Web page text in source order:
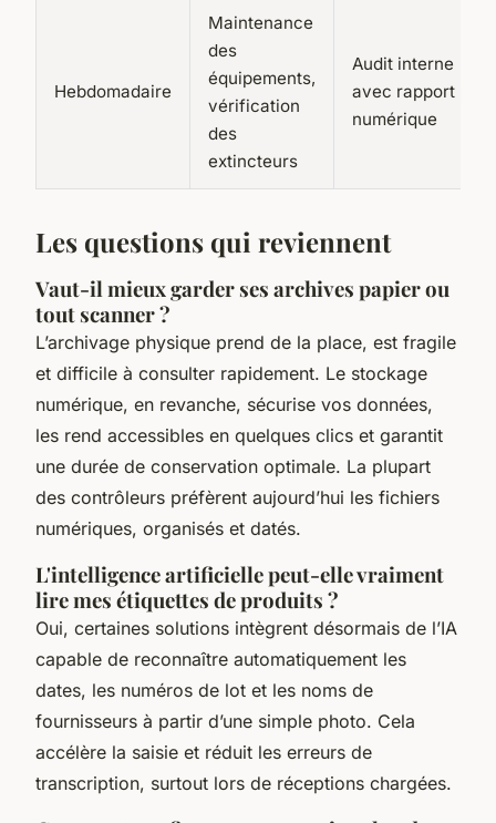
Hebdomadaire
Maintenance
des
équipements,
vérification
des
extincteurs
Audit interne
avec rapport
numérique
Les questions qui reviennent
Vaut-il mieux garder ses archives papier ou
tout scanner ?
L’archivage physique prend de la place, est fragile
et difficile à consulter rapidement. Le stockage
numérique, en revanche, sécurise vos données,
les rend accessibles en quelques clics et garantit
une durée de conservation optimale. La plupart
des contrôleurs préfèrent aujourd’hui les fichiers
numériques, organisés et datés.
L'intelligence artificielle peut-elle vraiment
lire mes étiquettes de produits ?
Oui, certaines solutions intègrent désormais de l’IA
capable de reconnaître automatiquement les
dates, les numéros de lot et les noms de
fournisseurs à partir d’une simple photo. Cela
accélère la saisie et réduit les erreurs de
transcription, surtout lors de réceptions chargées.